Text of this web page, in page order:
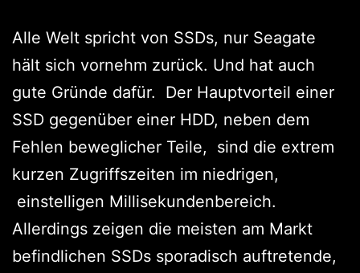
für
die
Alle Welt spricht von SSDs, nur Seagate
hält sich vornehm zurück. Und hat auch
gute Gründe dafür. Der Hauptvorteil einer
SSD gegenüber einer HDD, neben dem
Fehlen beweglicher Teile, sind die extrem
kurzen Zugriffszeiten im niedrigen,
einstelligen Millisekundenbereich.
Allerdings zeigen die meisten am Markt
befindlichen SSDs sporadisch auftretende,